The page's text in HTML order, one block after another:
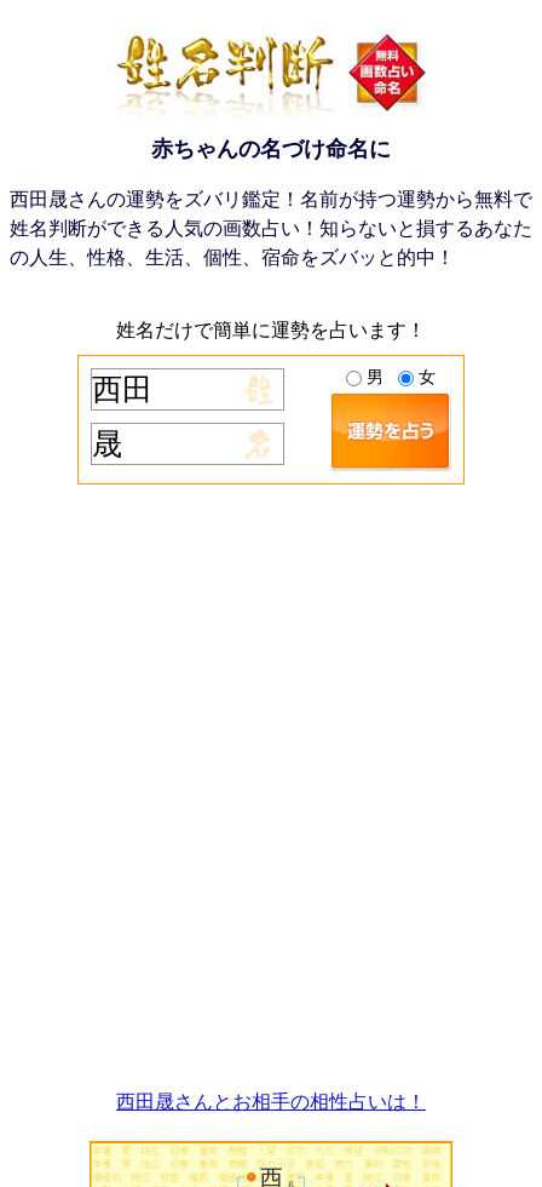
赤ちゃんの名づけ命名に
西田晟さんの運勢をズバリ鑑定！名前が持つ運勢から無料で
姓名判断ができる人気の画数占い！知らないと損するあなた
の人生、性格、生活、個性、宿命をズバッと的中！
姓名だけで簡単に運勢を占います！
男 女
西田晟さんとお相手の相性占いは！